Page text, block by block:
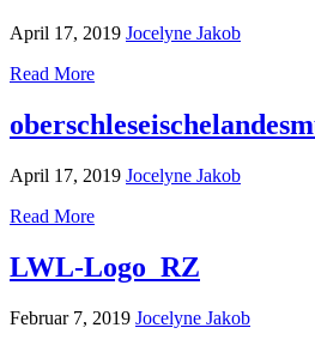
April 17, 2019 Jocelyne Jakob
Read More
April 17, 2019 Jocelyne Jakob
Read More
LWL-Logo_RZ
Februar 7, 2019 Jocelyne Jakob